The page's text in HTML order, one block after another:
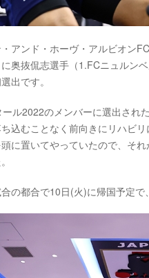
アンド・ホーヴ・アルビオン
奥抜侃志選手（1.FCニュルン
出です。
ル2022のメンバーに選出さ
込むことなく前向きにリハビ
に置いてやっていたので、そ
の都合で10日(火)に帰国予定で